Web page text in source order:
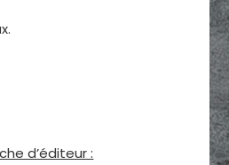
d’éditeur :